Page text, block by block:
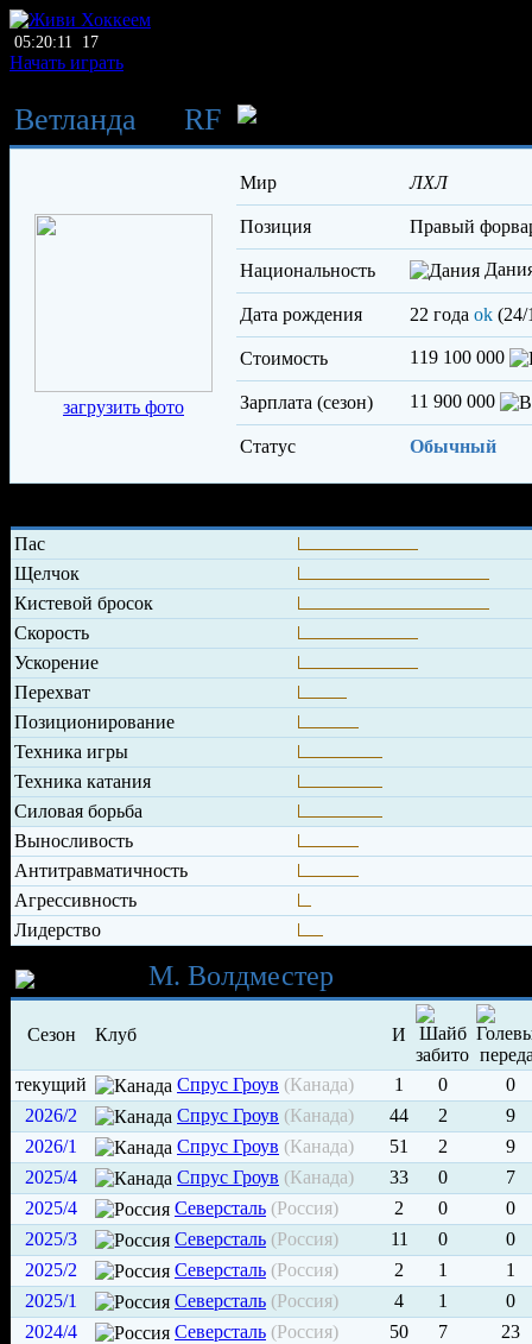
05:20:11 17
Начать играть
Ветланда RF
загрузить фото
Мир ЛХЛ
Позиция правый
Национальность
Дата рождения 22 года ok (24/
Стоимость 119 100 000
Зарплата (сезон) 11 900 000
Статус Обычный
Пас
Щелчок
Кистевой бросок
Скорость
Ускорение
Перехват
Позиционирование
Техника игры
Техника катания
Силовая борьба
Выносливость
Антитравматичность
Агрессивность
Лидерство
М. Волдместер
Сезон Клуб И
текущий Спрус Гроув (Канада) 1 0
0
2026/2
Спрус Гроув (Канада) 44 2
9
2026/1
Спрус Гроув (Канада) 51 2
9
2025/4
Спрус Гроув (Канада) 33 0
7
2025/4
Северсталь (Россия) 2 0
0
2025/3
Северсталь (Россия) 11 0
0
2025/2
Северсталь (Россия) 2 1
1
2025/1
Северсталь (Россия) 4 1
0
2024/4
Северсталь (Россия) 50 7
23